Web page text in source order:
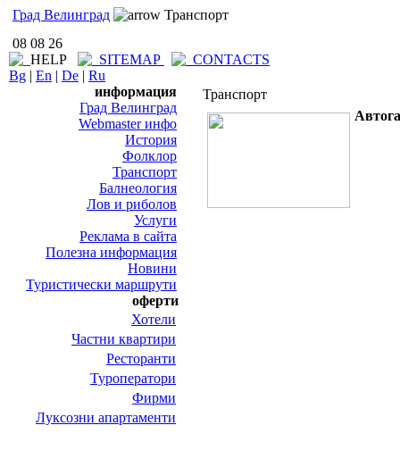
Град Велинград
Транспорт
08 08 26
Bg | En | De | Ru
информация
Град Велинград
Webmaster инфо
История
Фолклор
Транспорт
Балнеология
Лов и риболов
Услуги
Реклама в сайта
Полезна информация
Новини
Туристически маршрути
оферти
Хотели
Частни квартири
Ресторанти
Туроператори
Фирми
Луксозни апартаменти
Транспорт